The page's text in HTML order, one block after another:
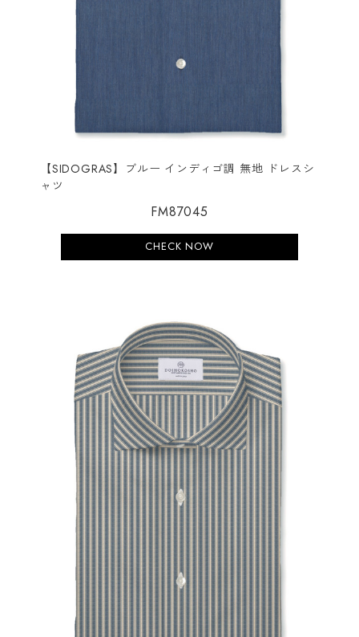
【SIDOGRAS】ブルー インディゴ調 無地 ドレスシ
ャツ
FM87045
CHECK NOW